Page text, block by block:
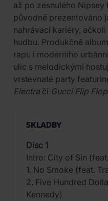
až po zesnulého Nipsey
původně prezentováno
nahrávací kariéry,
hudbu. Produkčně
rapu i moderního
ulic s melodickými
vrstevnaté party
Electra či Gucci Flip
SKLADBY
Disc 1
Intro: City of Sin
1. No Smoke (feat.
2. Five Hundred
Kennedy)